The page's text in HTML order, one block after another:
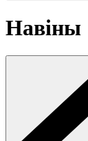
Навіны